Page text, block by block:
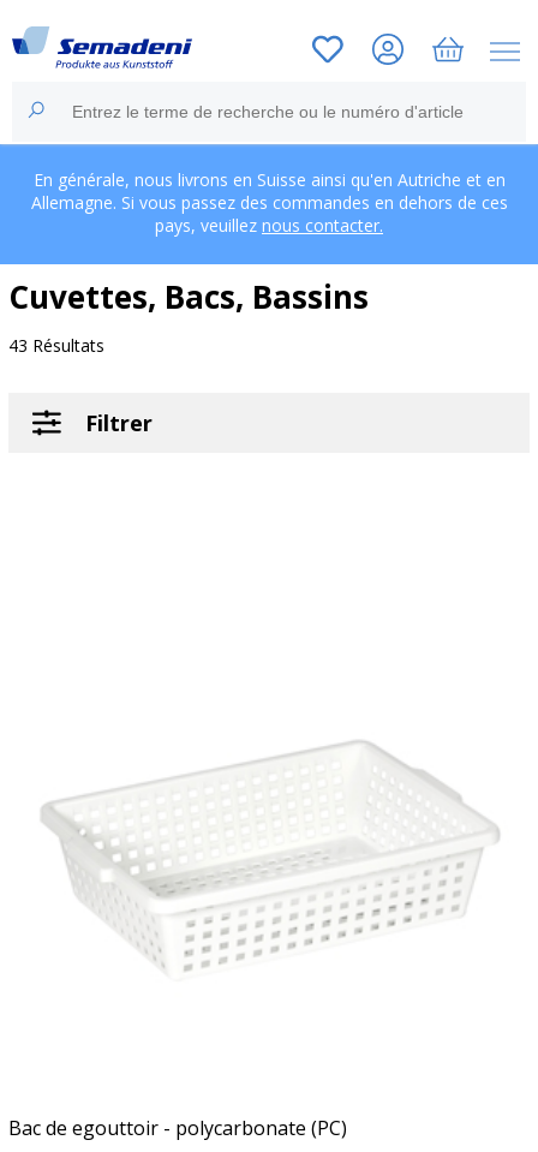
En générale, nous livrons en Suisse ainsi qu'en Autriche et en
Allemagne. Si vous passez des commandes en dehors de ces
pays, veuillez nous contacter.
Cuvettes, Bacs, Bassins
43 Résultats
Filtrer
Bac de egouttoir - polycarbonate (PC)